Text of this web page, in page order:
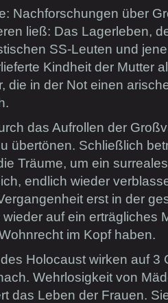
Nachforschungen über
ließ: Das Lagerleben,
SS-Leuten und
Kindheit der Mutter
die in der Not einen
das Aufrollen der
übertönen. Schließlich
Träume, um ein
endlich wieder
erst in der
auf ein erträgliches
im Kopf haben.
Holocaust wirken auf 3
Wehrlosigkeit von
das Leben der Frauen.